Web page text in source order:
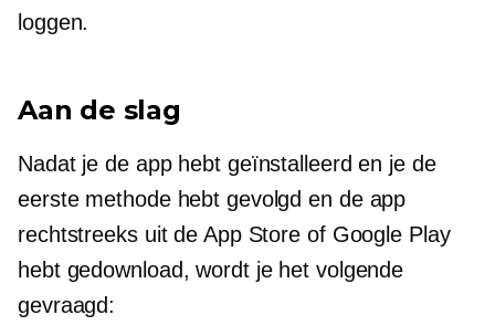
loggen.
Aan de slag
Nadat je de app hebt geïnstalleerd en je de
eerste methode hebt gevolgd en de app
rechtstreeks uit de App Store of Google Play
hebt gedownload, wordt je het volgende
gevraagd: